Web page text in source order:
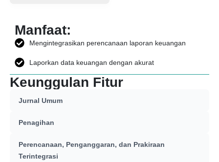
Manfaat:
Mengintegrasikan perencanaan laporan keuangan
Laporkan data keuangan dengan akurat
Keunggulan Fitur
Jurnal Umum
Penagihan
Perencanaan, Penganggaran, dan Prakiraan
Terintegrasi